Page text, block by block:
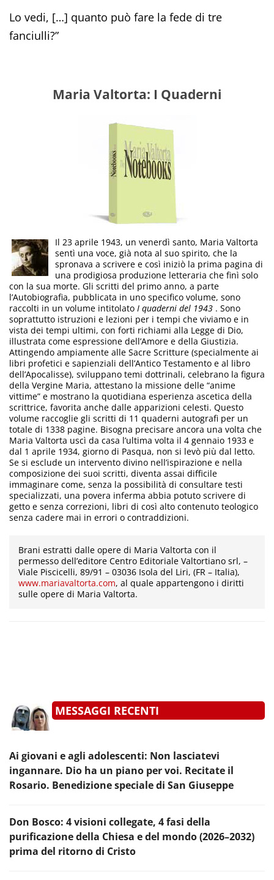
Lo vedi, […] quanto può fare la fede di tre
fanciulli?”
Maria Valtorta: I Quaderni
Il 23 aprile 1943, un venerdì santo, Maria Valtorta
sentì una voce, già nota al suo spirito, che la
spronava a scrivere e così iniziò la prima pagina di
una prodigiosa produzione letteraria che finì solo
con la sua morte. Gli scritti del primo anno, a parte
l’Autobiografia, pubblicata in uno specifico volume, sono
raccolti in un volume intitolato I quaderni del 1943 . Sono
soprattutto istruzioni e lezioni per i tempi che viviamo e in
vista dei tempi ultimi, con forti richiami alla Legge di Dio,
illustrata come espressione dell’Amore e della Giustizia.
Attingendo ampiamente alle Sacre Scritture (specialmente ai
libri profetici e sapienziali dell’Antico Testamento e al libro
dell’Apocalisse), sviluppano temi dottrinali, celebrano la figura
della Vergine Maria, attestano la missione delle “anime
vittime” e mostrano la quotidiana esperienza ascetica della
scrittrice, favorita anche dalle apparizioni celesti. Questo
volume raccoglie gli scritti di 11 quaderni autografi per un
totale di 1338 pagine. Bisogna precisare ancora una volta che
Maria Valtorta uscì da casa l’ultima volta il 4 gennaio 1933 e
dal 1 aprile 1934, giorno di Pasqua, non si levò più dal letto.
Se si esclude un intervento divino nell’ispirazione e nella
composizione dei suoi scritti, diventa assai difficile
immaginare come, senza la possibilità di consultare testi
specializzati, una povera inferma abbia potuto scrivere di
getto e senza correzioni, libri di così alto contenuto teologico
senza cadere mai in errori o contraddizioni.
Brani estratti dalle opere di Maria Valtorta con il
permesso dell’editore Centro Editoriale Valtortiano srl, –
Viale Piscicelli, 89/91 – 03036 Isola del Liri, (FR – Italia),
www.mariavaltorta.com, al quale appartengono i diritti
sulle opere di Maria Valtorta.
MESSAGGI RECENTI
Ai giovani e agli adolescenti: Non lasciatevi
ingannare. Dio ha un piano per voi. Recitate il
Rosario. Benedizione speciale di San Giuseppe
Don Bosco: 4 visioni collegate, 4 fasi della
purificazione della Chiesa e del mondo (2026–2032)
prima del ritorno di Cristo